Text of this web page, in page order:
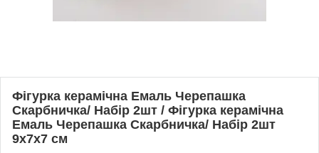
Фігурка керамічна Емаль Черепашка
Скарбничка/ Набір 2шт / Фігурка керамічна
Емаль Черепашка Скарбничка/ Набір 2шт
9x7x7 см